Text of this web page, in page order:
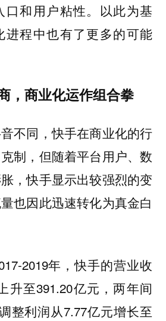
口和用户粘性。以此为基
进程中也有了更多的可能
， 商业化运作组合拳
不同，快手在商业化的行
制，但随着平台用户、数
，快手显示出较强烈的变
也因此迅速转化为真金白
2019年，快手的营业收
升至391.20亿元，两年间
整利润从7.77亿元增长至